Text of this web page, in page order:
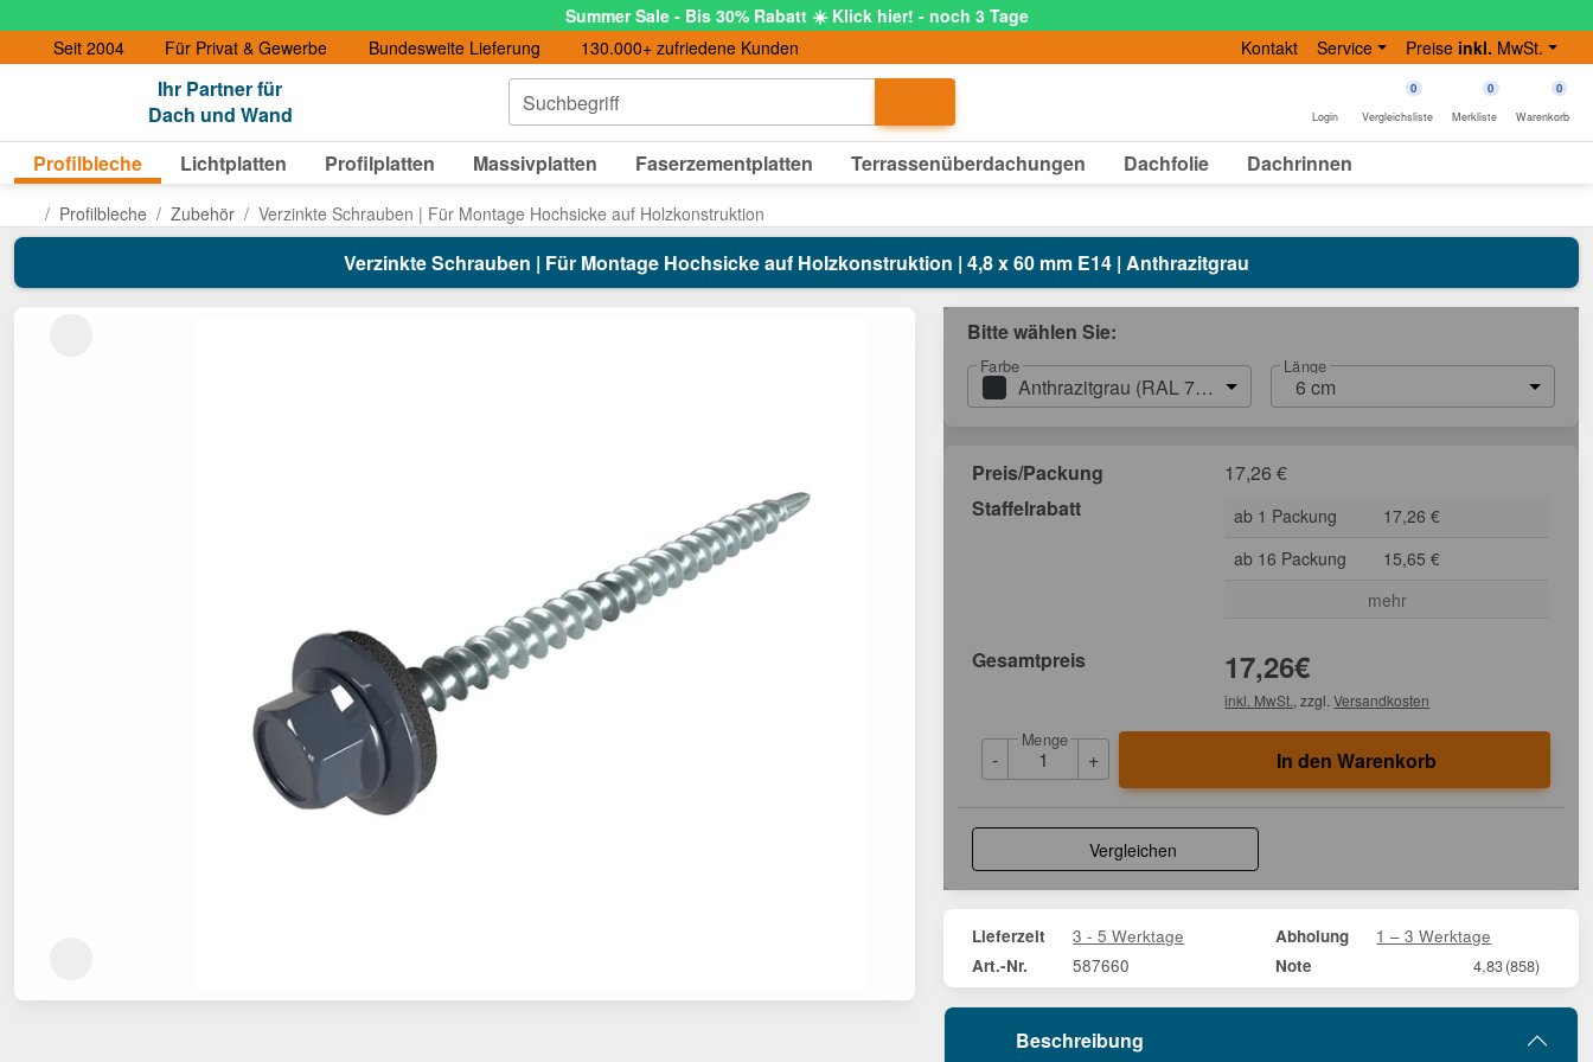
Summer Sale - Bis 30% Rabatt ☀️ Klick hier! - noch 3 Tage
Seit 2004
Für Privat & Gewerbe Bundesweite Lieferung 130.000+ zufriedene Kunden Kontakt Service Preise inkl. MwSt.
Ihr Partner für
Dach und Wand
Suchbegriff
Login
0
Vergleichsliste
0
Merkliste
0
Warenkorb
Profilbleche Lichtplatten Profilplatten Massivplatten Faserzementplatten Terrassenüberdachungen Dachfolie Dachrinnen
Profilbleche Zubehör Verzinkte Schrauben | Für Montage Hochsicke auf Holzkonstruktion
Verzinkte Schrauben | Für Montage Hochsicke auf Holzkonstruktion | 4,8 x 60 mm E14 | Anthrazitgrau
Bitte wählen Sie:
Farbe
Anthrazitgrau (RAL 7016)
Länge
6 cm
Preis/Packung 17,26 €
Staffelrabatt
ab 1 Packung
17,26 €
ab 16 Packung
15,65 €
mehr
Gesamtpreis 17,26€
inkl. MwSt. , zzgl.Versandkosten
-
Menge
+ In den Warenkorb
Vergleichen
Lieferzeit 3 - 5 Werktage Abholung 1 – 3 Werktage
Art.-Nr. 587660 Note 4,83(858)
Beschreibung